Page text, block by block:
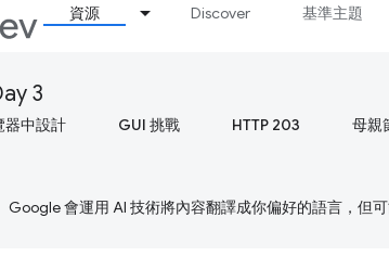
資源 Discover 基準主題
3
器中設計 GUI 挑戰 HTTP 203 母親
Google 會運用 AI 技術將內容翻譯成你偏好的語言，但可